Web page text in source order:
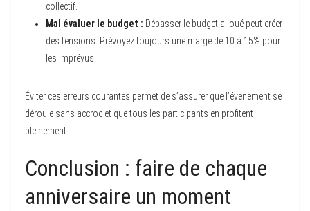
collectif.
Mal évaluer le budget : Dépasser le budget alloué peut créer
des tensions. Prévoyez toujours une marge de 10 à 15% pour
les imprévus.
Éviter ces erreurs courantes permet de s’assurer que l’événement se
déroule sans accroc et que tous les participants en profitent
pleinement.
Conclusion : faire de chaque
anniversaire un moment